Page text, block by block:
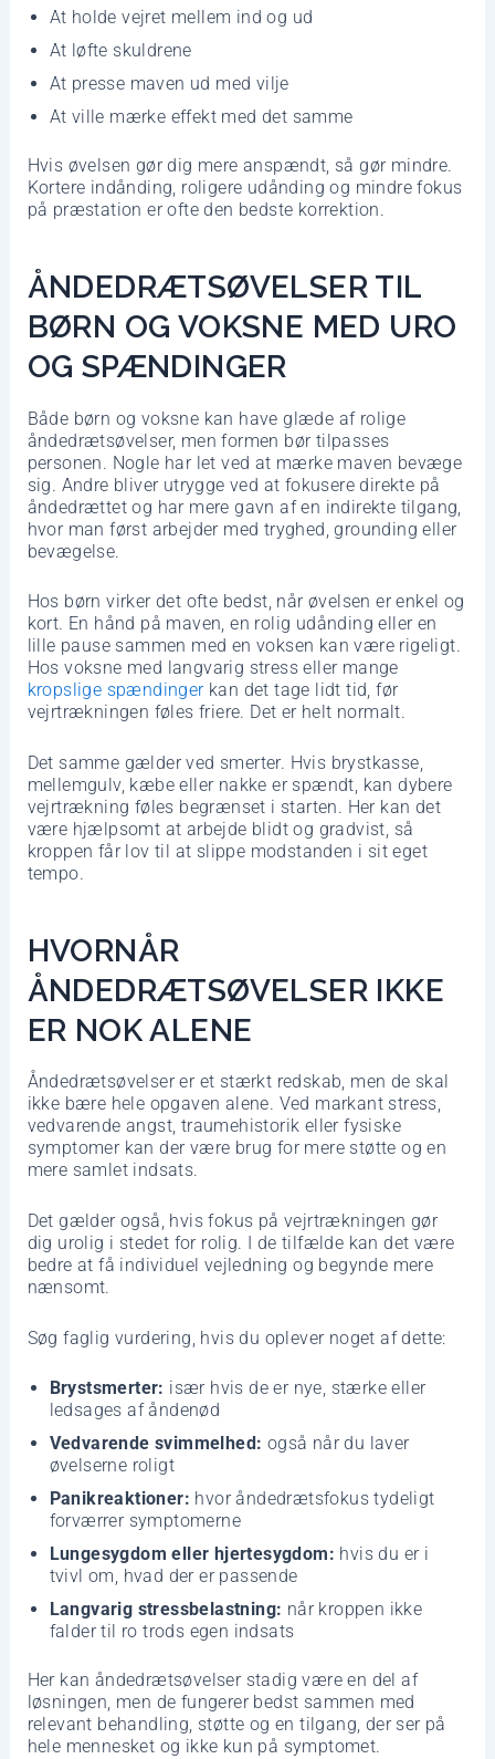
At holde vejret mellem ind og ud
At løfte skuldrene
At presse maven ud med vilje
At ville mærke effekt med det samme
Hvis øvelsen gør dig mere anspændt, så gør mindre.
Kortere indånding, roligere udånding og mindre fokus
på præstation er ofte den bedste korrektion.
ÅNDEDRÆTSØVELSER TIL
BØRN OG VOKSNE MED URO
OG SPÆNDINGER
Både børn og voksne kan have glæde af rolige
åndedrætsøvelser, men formen bør tilpasses
personen. Nogle har let ved at mærke maven bevæge
sig. Andre bliver utrygge ved at fokusere direkte på
åndedrættet og har mere gavn af en indirekte tilgang,
hvor man først arbejder med tryghed, grounding eller
bevægelse.
Hos børn virker det ofte bedst, når øvelsen er enkel og
kort. En hånd på maven, en rolig udånding eller en
lille pause sammen med en voksen kan være rigeligt.
Hos voksne med langvarig stress eller mange
kropslige spændingerkan det tage lidt tid, før
vejrtrækningen føles friere. Det er helt normalt.
Det samme gælder ved smerter. Hvis brystkasse,
mellemgulv, kæbe eller nakke er spændt, kan dybere
vejrtrækning føles begrænset i starten. Her kan det
være hjælpsomt at arbejde blidt og gradvist, så
kroppen får lov til at slippe modstanden i sit eget
tempo.
HVORNÅR
ÅNDEDRÆTSØVELSER IKKE
ER NOK ALENE
Åndedrætsøvelser er et stærkt redskab, men de skal
ikke bære hele opgaven alene. Ved markant stress,
vedvarende angst, traumehistorik eller fysiske
symptomer kan der være brug for mere støtte og en
mere samlet indsats.
Det gælder også, hvis fokus på vejrtrækningen gør
dig urolig i stedet for rolig. I de tilfælde kan det være
bedre at få individuel vejledning og begynde mere
nænsomt.
Søg faglig vurdering, hvis du oplever noget af dette:
Brystsmerter: især hvis de er nye, stærke eller
ledsages af åndenød
Vedvarende svimmelhed: også når du laver
øvelserne roligt
Panikreaktioner: hvor åndedrætsfokus tydeligt
forværrer symptomerne
Lungesygdom eller hjertesygdom: hvis du er i
tvivl om, hvad der er passende
Langvarig stressbelastning: når kroppen ikke
falder til ro trods egen indsats
Her kan åndedrætsøvelser stadig være en del af
løsningen, men de fungerer bedst sammen med
relevant behandling, støtte og en tilgang, der ser på
hele mennesket og ikke kun på symptomet.